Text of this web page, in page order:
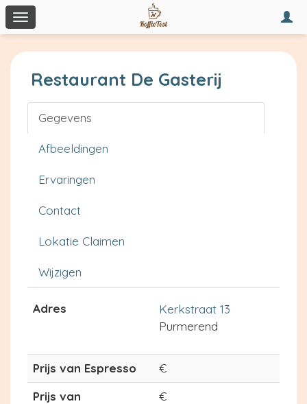
Toggle
navigation
Restaurant De Gasterij
Gegevens
Afbeeldingen
Ervaringen
Contact
Lokatie Claimen
Wijzigen
Adres
Kerkstraat 13
Purmerend
Prijs van Espresso
€
Prijs van
€